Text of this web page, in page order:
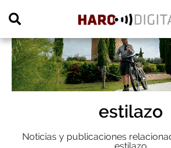
estilazo
Noticias y publicaciones